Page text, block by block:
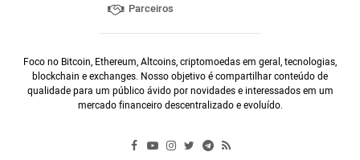
Parceiros
Foco no Bitcoin, Ethereum, Altcoins, criptomoedas em geral, tecnologias,
blockchain e exchanges. Nosso objetivo é compartilhar conteúdo de
qualidade para um público ávido por novidades e interessados em um
mercado financeiro descentralizado e evoluído.